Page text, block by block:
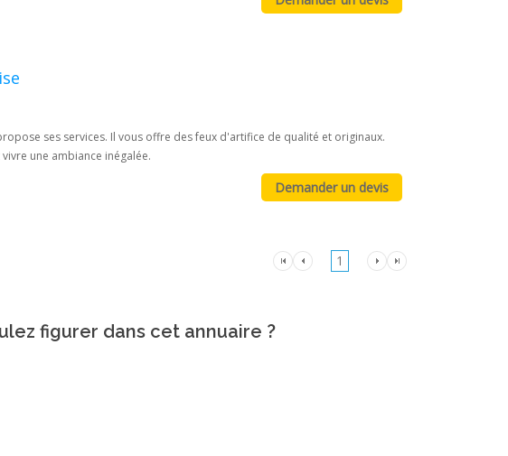
ses services. Il vous offre des feux d'artifice de qualité et originaux.
une ambiance inégalée.
1
figurer dans cet annuaire ?